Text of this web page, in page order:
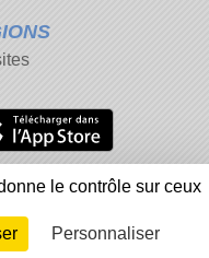
des cookies
contenu inapproprié
Connexion
le contrôle sur ceux
Personnaliser